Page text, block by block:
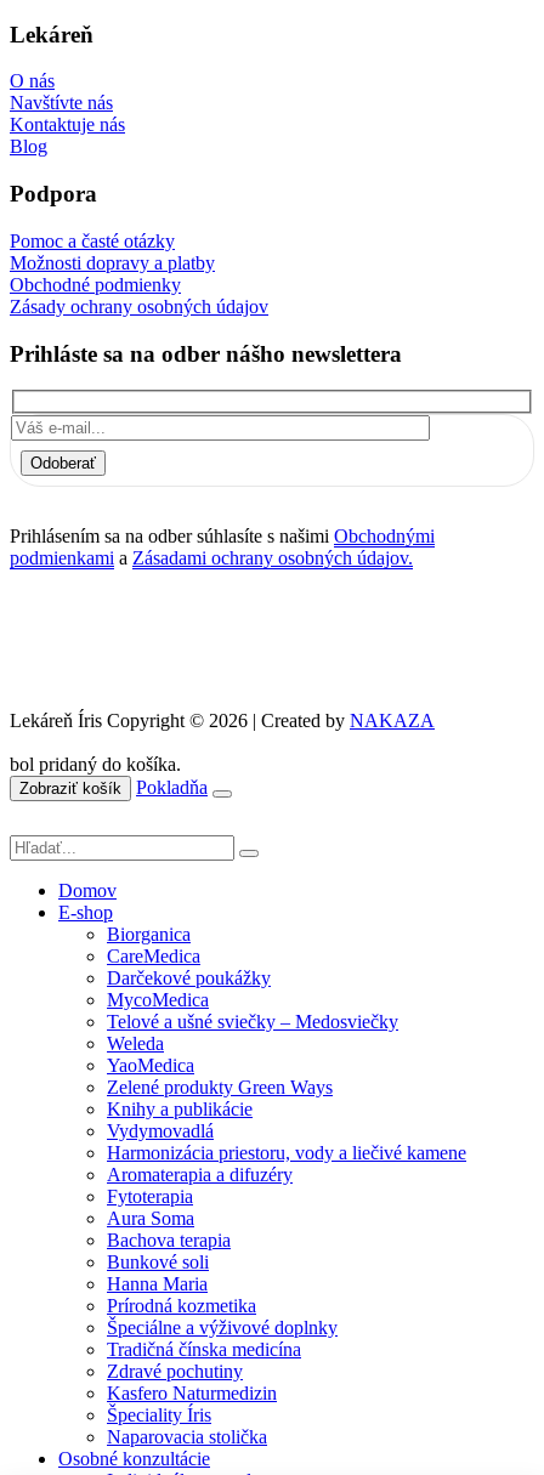
Lekáreň
O nás
Navštívte nás
Kontaktuje nás
Blog
Podpora
Pomoc a časté otázky
Možnosti dopravy a platby
Obchodné podmienky
Zásady ochrany osobných údajov
Prihláste sa na odber nášho newslettera
Odoberať
Prihlásením sa na odber súhlasíte s našimi Obchodnými
podmienkami a Zásadami ochrany osobných údajov.
Lekáreň Íris Copyright © 2026 | Created by NAKAZA
bol pridaný do košíka.
Zobraziť košík Pokladňa
Domov
E-shop
Biorganica
CareMedica
Darčekové poukážky
MycoMedica
Telové a ušné sviečky – Medosviečky
Weleda
YaoMedica
Zelené produkty Green Ways
Knihy a publikácie
Vydymovadlá
Harmonizácia priestoru, vody a liečivé kamene
Aromaterapia a difuzéry
Fytoterapia
Aura Soma
Bachova terapia
Bunkové soli
Hanna Maria
Prírodná kozmetika
Špeciálne a výživové doplnky
Tradičná čínska medicína
Zdravé pochutiny
Kasfero Naturmedizin
Špeciality Íris
Naparovacia stolička
Osobné konzultácie